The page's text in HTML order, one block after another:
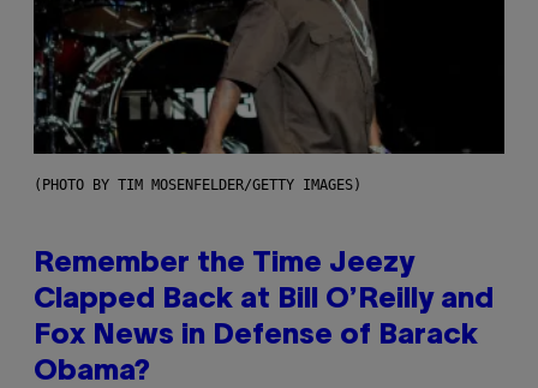
(PHOTO BY TIM MOSENFELDER/GETTY IMAGES)
Remember the Time Jeezy
Clapped Back at Bill O’Reilly and
Fox News in Defense of Barack
Obama?